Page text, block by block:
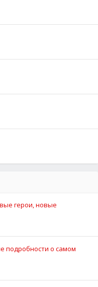
герои, новые
подробности о самом